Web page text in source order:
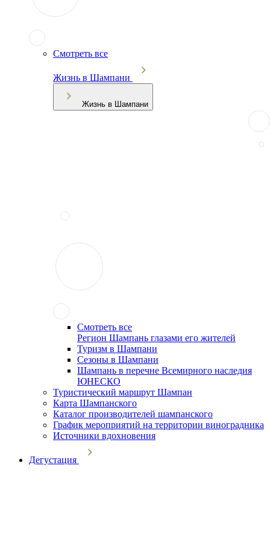
Смотреть все
Жизнь в Шампани
Жизнь в Шампани
Смотреть все
Регион Шампань глазами его жителей
Туризм в Шампани
Сезоны в Шампани
Шампань в перечне Всемирного наследия
ЮНЕСКО
Туристический маршрут Шампан
Карта Шампанского
Каталог производителей шампанского
График мероприятий на территории виноградника
Источники вдохновения
Дегустация